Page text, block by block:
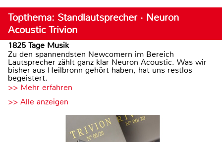
Topthema: Standlautsprecher · Neuron
Acoustic Trivion
1825 Tage Musik
Zu den spannendsten Newcomern im Bereich
Lautsprecher zählt ganz klar Neuron Acoustic. Was wir
bisher aus Heilbronn gehört haben, hat uns restlos
begeistert.
>> Mehr erfahren
>> Alle anzeigen